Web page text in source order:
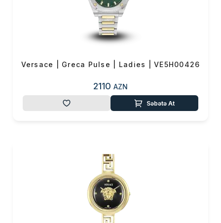
Versace | Greca Pulse | Ladies | VE5H00426
2110 AZN
Səbətə At
Sifarişin detalları